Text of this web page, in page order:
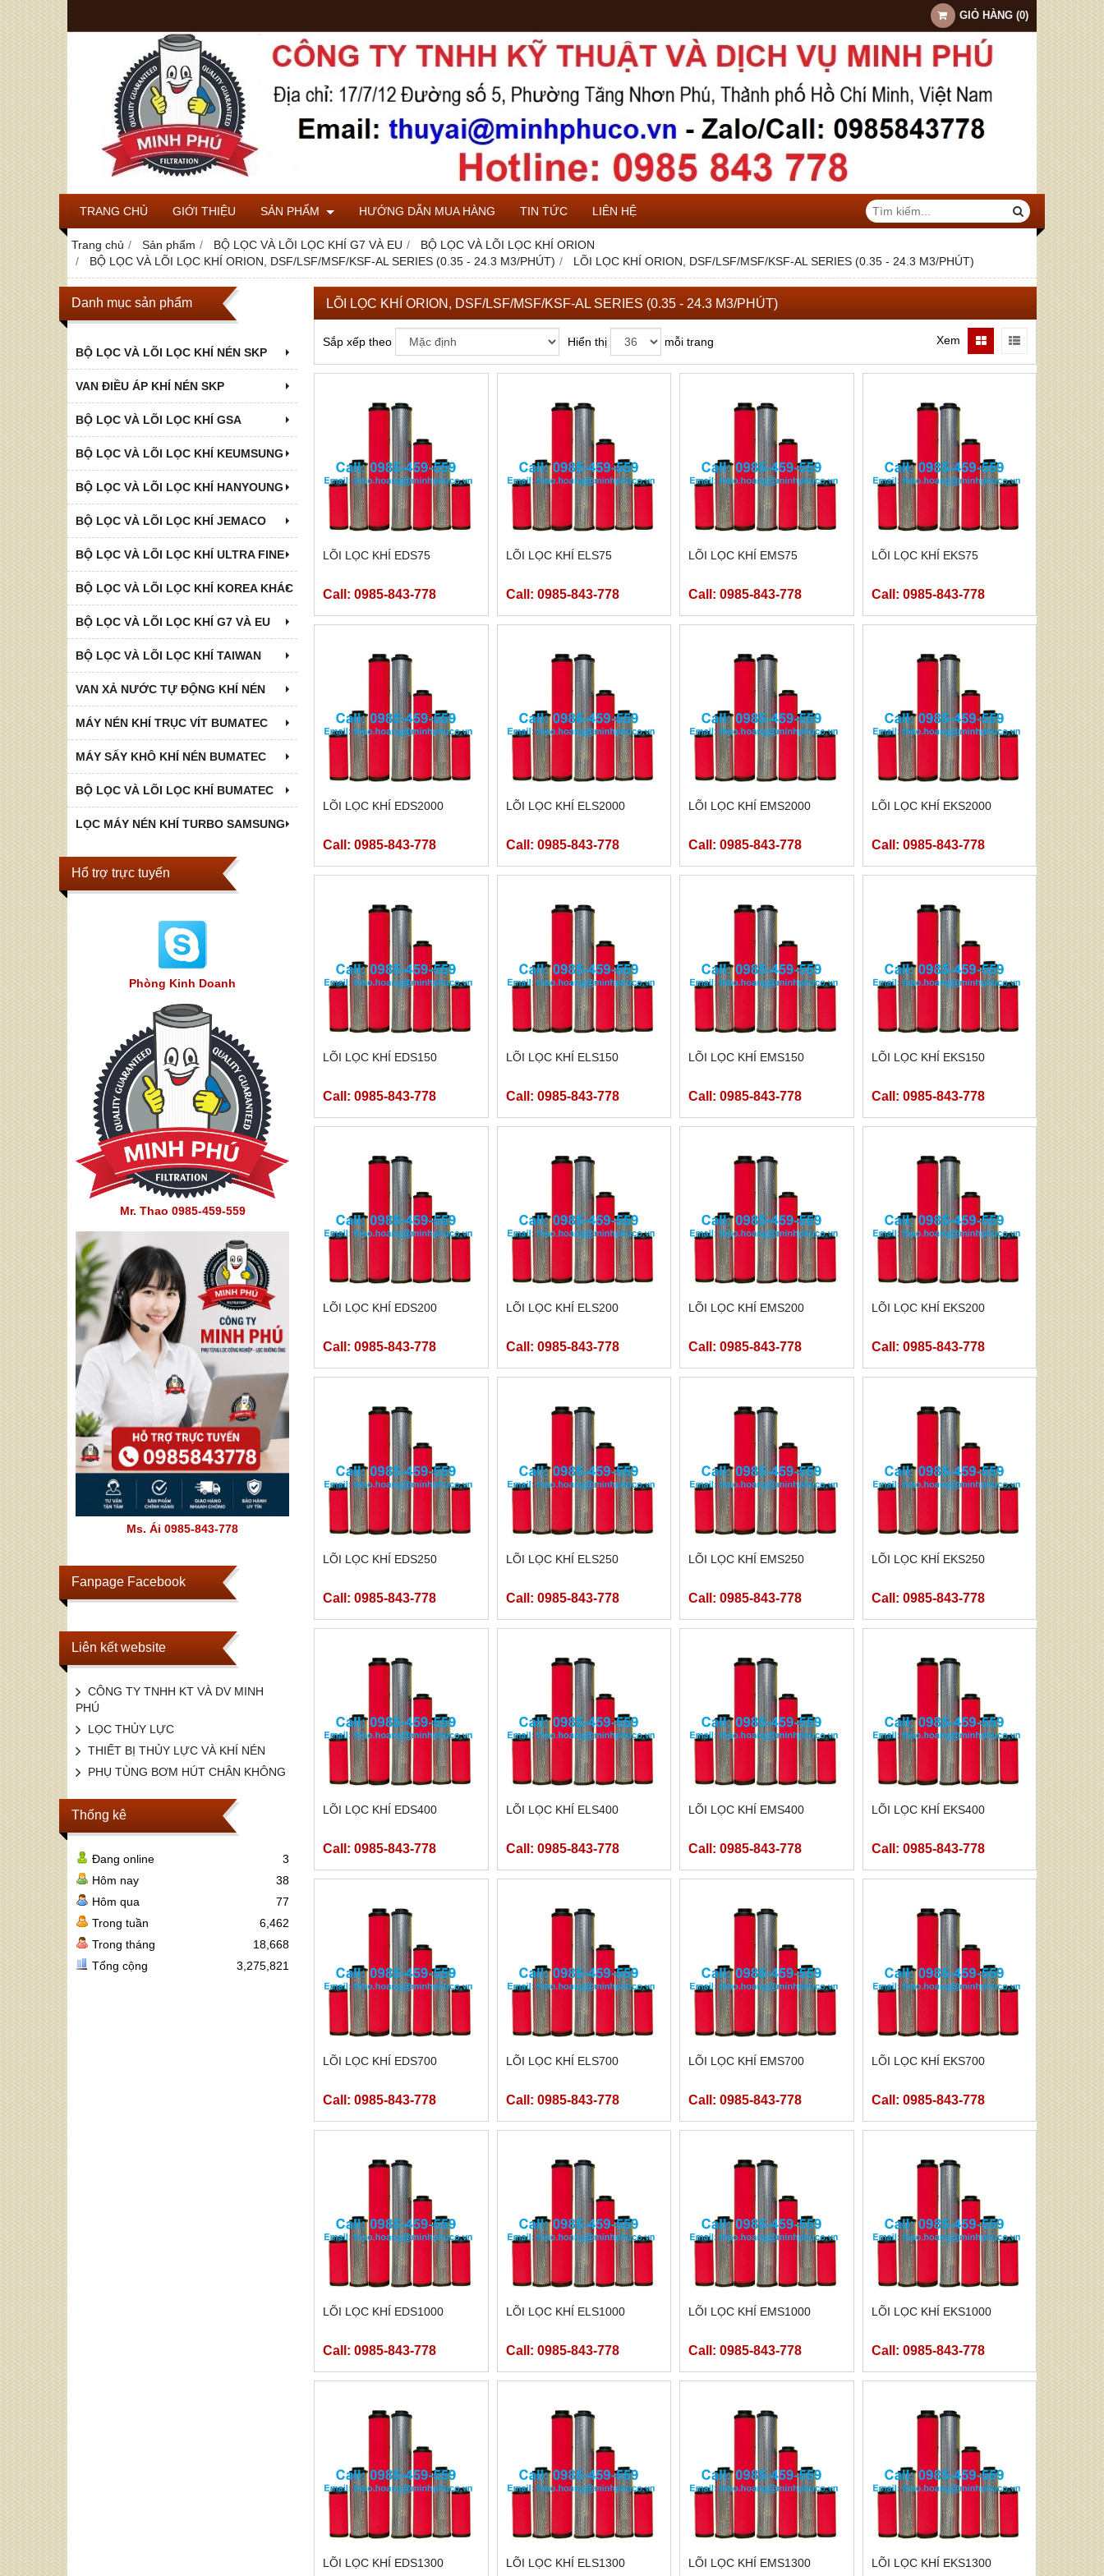
GIỎ HÀNG (0)
TRANG CHỦ GIỚI THIỆU SẢN PHẨM HƯỚNG DẪN MUA HÀNG TIN TỨC LIÊN HỆ
Trang chủ Sản phẩm BỘ LỌC VÀ LÕI LỌC KHÍ G7 VÀ EU
BỘ LỌC VÀ LÕI LỌC KHÍ ORION
BỘ LỌC VÀ LÕI LỌC KHÍ ORION, DSF/LSF/MSF/KSF-AL SERIES (0.35 - 24.3 M3/PHÚT)
LÕI LỌC KHÍ ORION, DSF/LSF/MSF/KSF-AL SERIES (0.35 - 24.3 M3/PHÚT)
Danh mục sản phẩm
BỘ LỌC VÀ LÕI LỌC KHÍ NÉN SKP
VAN ĐIỀU ÁP KHÍ NÉN SKP
BỘ LỌC VÀ LÕI LỌC KHÍ GSA
BỘ LỌC VÀ LÕI LỌC KHÍ KEUMSUNG
BỘ LỌC VÀ LÕI LỌC KHÍ HANYOUNG
BỘ LỌC VÀ LÕI LỌC KHÍ JEMACO
BỘ LỌC VÀ LÕI LỌC KHÍ ULTRA FINE
BỘ LỌC VÀ LÕI LỌC KHÍ KOREA KHÁC
BỘ LỌC VÀ LÕI LỌC KHÍ G7 VÀ EU
BỘ LỌC VÀ LÕI LỌC KHÍ TAIWAN
VAN XẢ NƯỚC TỰ ĐỘNG KHÍ NÉN
MÁY NÉN KHÍ TRỤC VÍT BUMATEC
MÁY SẤY KHÔ KHÍ NÉN BUMATEC
BỘ LỌC VÀ LÕI LỌC KHÍ BUMATEC
LỌC MÁY NÉN KHÍ TURBO SAMSUNG
Hổ trợ trực tuyến
Phòng Kinh Doanh
Mr. Thao 0985-459-559
Ms. Ái 0985-843-778
Fanpage Facebook
Liên kết website
CÔNG TY TNHH KT VÀ DV MINH
PHÚ
LỌC THỦY LỰC
THIẾT BỊ THỦY LỰC VÀ KHÍ NÉN
PHỤ TÙNG BƠM HÚT CHÂN KHÔNG
Thống kê
Đang online
3
Hôm nay
38
Hôm qua
77
Trong tuần
6,462
Trong tháng
18,668
Tổng cộng
3,275,821
LÕI LỌC KHÍ ORION, DSF/LSF/MSF/KSF-AL SERIES (0.35 - 24.3 M3/PHÚT)
Sắp xếp theo Hiển thị mỗi trang Xem
LÕI LỌC KHÍ EDS75
Call: 0985-843-778
LÕI LỌC KHÍ ELS75
Call: 0985-843-778
LÕI LỌC KHÍ EMS75
Call: 0985-843-778
LÕI LỌC KHÍ EKS75
Call: 0985-843-778
LÕI LỌC KHÍ EDS2000
Call: 0985-843-778
LÕI LỌC KHÍ ELS2000
Call: 0985-843-778
LÕI LỌC KHÍ EMS2000
Call: 0985-843-778
LÕI LỌC KHÍ EKS2000
Call: 0985-843-778
LÕI LỌC KHÍ EDS150
Call: 0985-843-778
LÕI LỌC KHÍ ELS150
Call: 0985-843-778
LÕI LỌC KHÍ EMS150
Call: 0985-843-778
LÕI LỌC KHÍ EKS150
Call: 0985-843-778
LÕI LỌC KHÍ EDS200
Call: 0985-843-778
LÕI LỌC KHÍ ELS200
Call: 0985-843-778
LÕI LỌC KHÍ EMS200
Call: 0985-843-778
LÕI LỌC KHÍ EKS200
Call: 0985-843-778
LÕI LỌC KHÍ EDS250
Call: 0985-843-778
LÕI LỌC KHÍ ELS250
Call: 0985-843-778
LÕI LỌC KHÍ EMS250
Call: 0985-843-778
LÕI LỌC KHÍ EKS250
Call: 0985-843-778
LÕI LỌC KHÍ EDS400
Call: 0985-843-778
LÕI LỌC KHÍ ELS400
Call: 0985-843-778
LÕI LỌC KHÍ EMS400
Call: 0985-843-778
LÕI LỌC KHÍ EKS400
Call: 0985-843-778
LÕI LỌC KHÍ EDS700
Call: 0985-843-778
LÕI LỌC KHÍ ELS700
Call: 0985-843-778
LÕI LỌC KHÍ EMS700
Call: 0985-843-778
LÕI LỌC KHÍ EKS700
Call: 0985-843-778
LÕI LỌC KHÍ EDS1000
Call: 0985-843-778
LÕI LỌC KHÍ ELS1000
Call: 0985-843-778
LÕI LỌC KHÍ EMS1000
Call: 0985-843-778
LÕI LỌC KHÍ EKS1000
Call: 0985-843-778
LÕI LỌC KHÍ EDS1300 LÕI LỌC KHÍ ELS1300 LÕI LỌC KHÍ EMS1300 LÕI LỌC KHÍ EKS1300